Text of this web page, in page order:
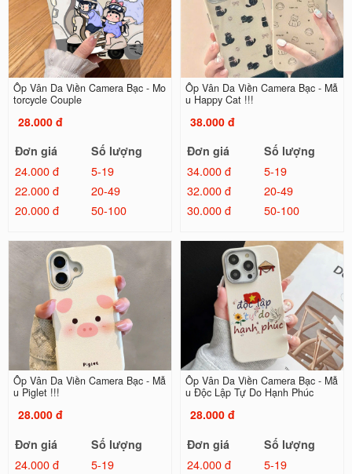
Ốp Vân Da Viền Camera Bạc - Mo
torcycle Couple
28.000 đ
Đơn giá
Số lượng
24.000 đ
5-19
22.000 đ
20-49
20.000 đ
50-100
Ốp Vân Da Viền Camera Bạc - Mẫ
u Happy Cat !!!
38.000 đ
Đơn giá
Số lượng
34.000 đ
5-19
32.000 đ
20-49
30.000 đ
50-100
Ốp Vân Da Viền Camera Bạc - Mẫ
u Piglet !!!
28.000 đ
Đơn giá
Số lượng
24.000 đ
5-19
Ốp Vân Da Viền Camera Bạc - Mẫ
u Độc Lập Tự Do Hạnh Phúc
28.000 đ
Đơn giá
Số lượng
24.000 đ
5-19